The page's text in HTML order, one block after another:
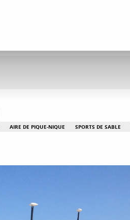
AIRE DE PIQUE-NIQUE SPORTS DE SABLE